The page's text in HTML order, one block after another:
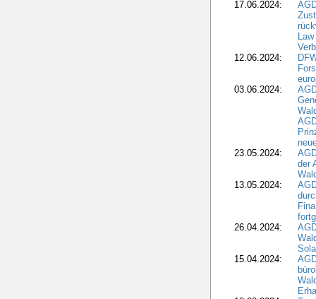
17.06.2024:
12.06.2024:
03.06.2024:
23.05.2024:
der
13.05.2024:
26.04.2024:
15.04.2024: